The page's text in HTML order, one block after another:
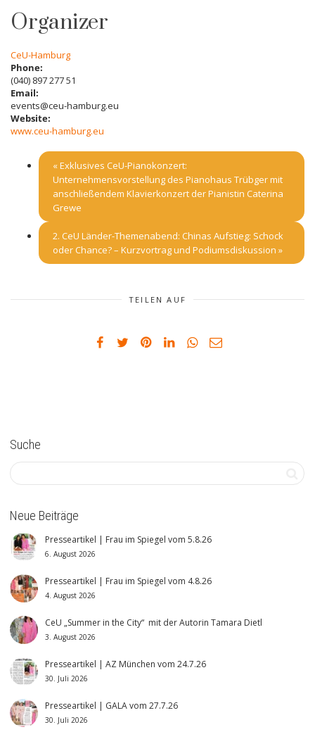
Organizer
CeU-Hamburg
Phone:
(040) 897 277 51
Email:
events@ceu-hamburg.eu
Website:
www.ceu-hamburg.eu
«Exklusives CeU-Pianokonzert:
Unternehmensvorstellung des Pianohaus Trübger mit
anschließendem Klavierkonzert der Pianistin Caterina
Grewe
2. CeU Länder-Themenabend: Chinas Aufstieg: Schock
oder Chance? – Kurzvortrag und Podiumsdiskussion »
TEILEN AUF
Suche
Neue Beiträge
Presseartikel | Frau im Spiegel vom 5.8.26
6. August 2026
Presseartikel | Frau im Spiegel vom 4.8.26
4. August 2026
CeU „Summer in the City“ mit der Autorin Tamara Dietl
3. August 2026
Presseartikel | AZ München vom 24.7.26
30. Juli 2026
Presseartikel | GALA vom 27.7.26
30. Juli 2026